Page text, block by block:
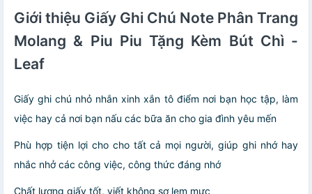
Giới thiệu Giấy Ghi Chú Note Phân Trang
Molang & Piu Piu Tặng Kèm Bút Chì -
Leaf
Giấy ghi chú nhỏ nhắn xinh xắn tô điểm nơi bạn học tập, làm
việc hay cả nơi bạn nấu các bữa ăn cho gia đình yêu mến
Phù hợp tiện lợi cho cho tất cả mọi người, giúp ghi nhớ hay
nhắc nhở các công việc, công thức đáng nhớ
Chất lượng giấy tốt, viết không sợ lem mực